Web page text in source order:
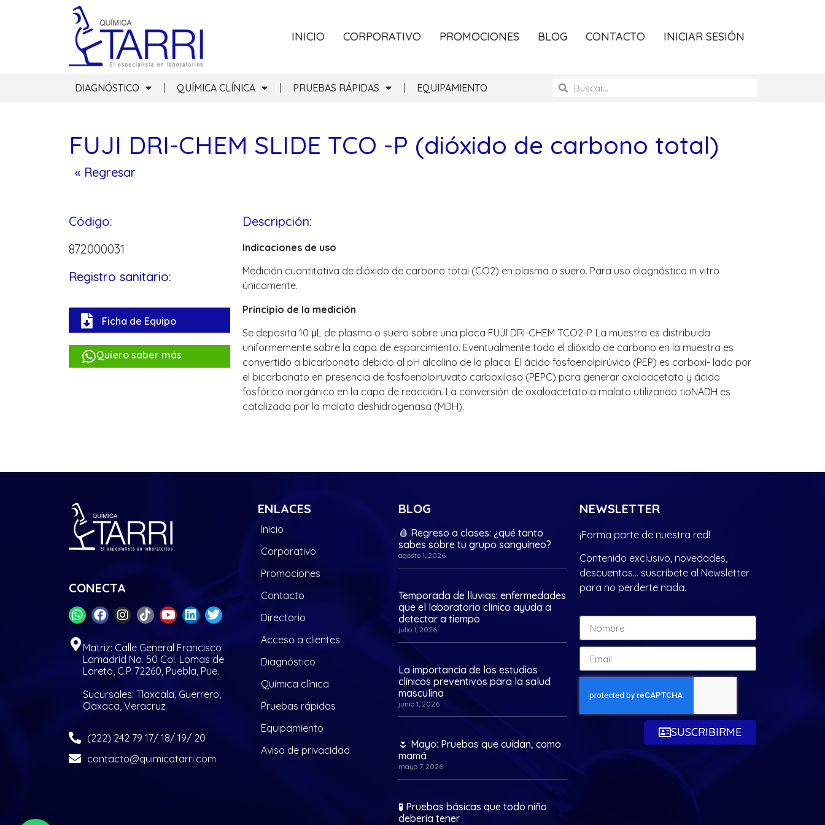
INICIO CORPORATIVO PROMOCIONES BLOG CONTACTO INICIAR SESIÓN
DIAGNÓSTICO QUÍMICA CLÍNICA PRUEBAS RÁPIDAS EQUIPAMIENTO
FUJI DRI-CHEM SLIDE TCO -P (dióxido de carbono total)
« Regresar
Código:
872000031
Registro sanitario:
Ficha de Equipo
Quiero saber más
Descripción:
Indicaciones de uso
Medición cuantitativa de dióxido de carbono total (CO2) en plasma o suero. Para uso diagnóstico in vitro
únicamente.
Principio de la medición
Se deposita 10 μL de plasma o suero sobre una placa FUJI DRI-CHEM TCO2-P. La muestra es distribuida
uniformemente sobre la capa de esparcimiento. Eventualmente todo el dióxido de carbono en la muestra es
convertido a bicarbonato debido al pH alcalino de la placa. El ácido fosfoenolpirúvico (PEP) es carboxi- lado por
el bicarbonato en presencia de fosfoenolpiruvato carboxilasa (PEPC) para generar oxaloacetato y ácido
fosfórico inorgánico en la capa de reacción. La conversión de oxaloacetato a malato utilizando tioNADH es
catalizada por la malato deshidrogenasa (MDH).
CONECTA
Matriz: Calle General Francisco
Lamadrid No. 50 Col. Lomas de
Loreto, C.P. 72260, Puebla, Pue.
Sucursales: Tlaxcala, Guerrero,
Oaxaca, Veracruz
(222) 242 79 17/ 18/ 19/ 20
contacto@quimicatarri.com
ENLACES
Inicio
Corporativo
Promociones
Contacto
Directorio
Acceso a clientes
Diagnóstico
Química clínica
Pruebas rápidas
Equipamiento
Aviso de privacidad
BLOG
🩸 Regreso a clases: ¿qué tanto
sabes sobre tu grupo sanguíneo?
agosto 1, 2026
Temporada de lluvias: enfermedades
que el laboratorio clínico ayuda a
detectar a tiempo
julio 1, 2026
La importancia de los estudios
clínicos preventivos para la salud
masculina
junio 1, 2026
🌷 Mayo: Pruebas que cuidan, como
mamá
mayo 7, 2026
🧪 Pruebas básicas que todo niño
debería tener
NEWSLETTER
¡Forma parte de nuestra red!
Contenido exclusivo, novedades,
descuentos… suscríbete al Newsletter
para no perderte nada.
SUSCRIBIRME